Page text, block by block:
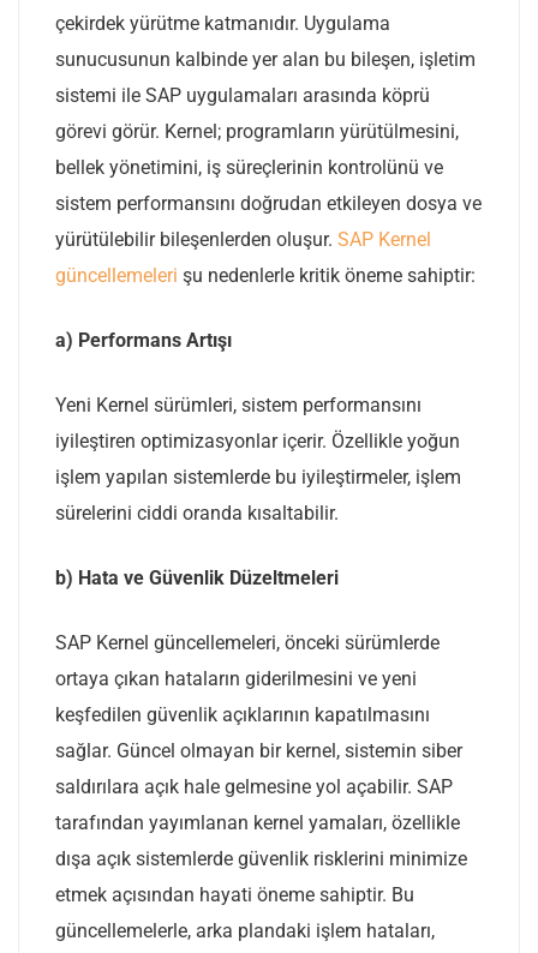
çekirdek yürütme katmanıdır. Uygulama
sunucusunun kalbinde yer alan bu bileşen, işletim
sistemi ile SAP uygulamaları arasında köprü
görevi görür. Kernel; programların yürütülmesini,
bellek yönetimini, iş süreçlerinin kontrolünü ve
sistem performansını doğrudan etkileyen dosya ve
yürütülebilir bileşenlerden oluşur. SAP Kernel
güncellemeleri şu nedenlerle kritik öneme sahiptir:
a) Performans Artışı
Yeni Kernel sürümleri, sistem performansını
iyileştiren optimizasyonlar içerir. Özellikle yoğun
işlem yapılan sistemlerde bu iyileştirmeler, işlem
sürelerini ciddi oranda kısaltabilir.
b) Hata ve Güvenlik Düzeltmeleri
SAP Kernel güncellemeleri, önceki sürümlerde
ortaya çıkan hataların giderilmesini ve yeni
keşfedilen güvenlik açıklarının kapatılmasını
sağlar. Güncel olmayan bir kernel, sistemin siber
saldırılara açık hale gelmesine yol açabilir. SAP
tarafından yayımlanan kernel yamaları, özellikle
dışa açık sistemlerde güvenlik risklerini minimize
etmek açısından hayati öneme sahiptir. Bu
güncellemelerle, arka plandaki işlem hataları,